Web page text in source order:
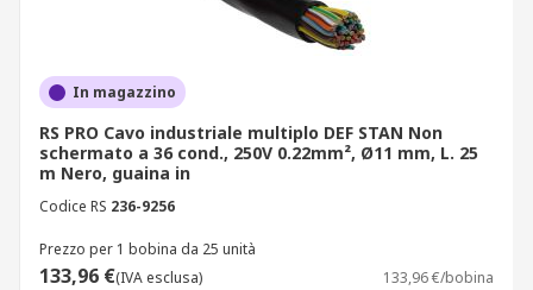
In magazzino
RS PRO Cavo industriale multiplo DEF STAN Non
schermato a 36 cond., 250V 0.22mm², Ø11 mm, L. 25
m Nero, guaina in
Codice RS 236-9256
Prezzo per 1 bobina da 25 unità
133,96 €(IVA esclusa) 133,96 €/bobina